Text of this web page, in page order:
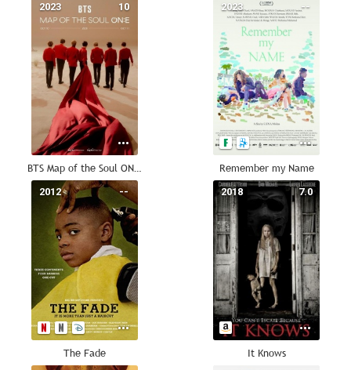
10
2023
BTS Map of the Soul ON:E
--
2023
Remember my Name
--
2012
The Fade
7.0
2018
It Knows